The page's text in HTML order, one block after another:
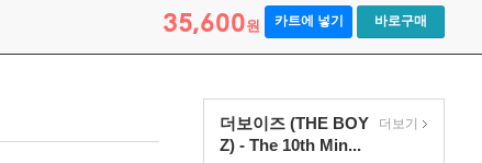
35,600원 카트에 넣기 바로구매
더보이즈 (THE BOY
Z) - The 10th Min...
더보기